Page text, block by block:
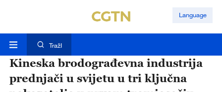
Language
TražI
Kineska brodograđevna industrija
prednjači u svijetu u tri ključna